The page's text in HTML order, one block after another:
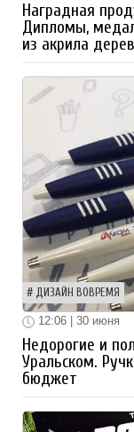
Наградная
Дипломы,
из акрила
ДИЗАЙН ВОВРЕМЯ
12:06 | 30 июня
Недорогие и
Уральском.
бюджет